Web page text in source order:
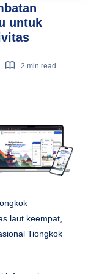
untuk
2 min read
laut keempat,
Tiongkok